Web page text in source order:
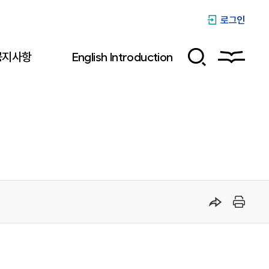
로그인
사항 English Introduction